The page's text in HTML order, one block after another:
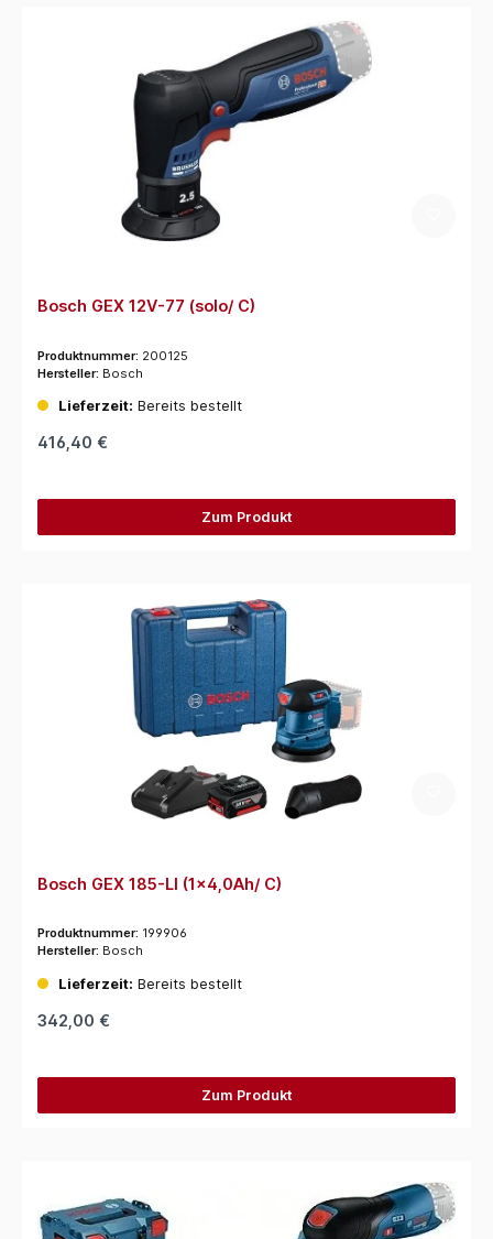
Bosch GEX 12V-77 (solo/ C)
Produktnummer: 200125
Hersteller: Bosch
Lieferzeit: Bereits bestellt
416,40 €
Zum Produkt
Bosch GEX 185-LI (1x4,0Ah/ C)
Produktnummer: 199906
Hersteller: Bosch
Lieferzeit: Bereits bestellt
342,00 €
Zum Produkt